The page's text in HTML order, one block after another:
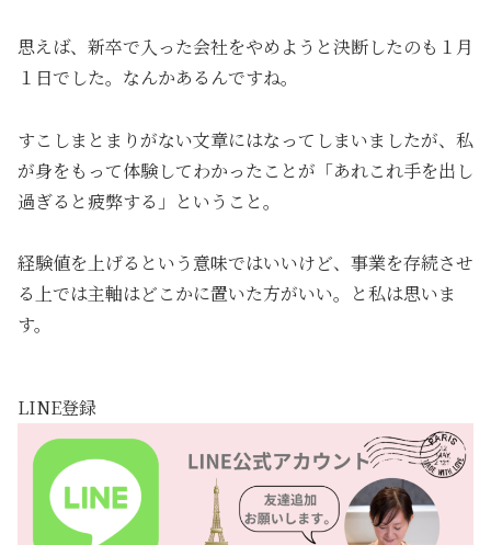
思えば、新卒で入った会社をやめようと決断したのも１月
１日でした。なんかあるんですね。
すこしまとまりがない文章にはなってしまいましたが、私
が身をもって体験してわかったことが「あれこれ手を出し
過ぎると疲弊する」ということ。
経験値を上げるという意味ではいいけど、事業を存続させ
る上では主軸はどこかに置いた方がいい。と私は思いま
す。
LINE登録